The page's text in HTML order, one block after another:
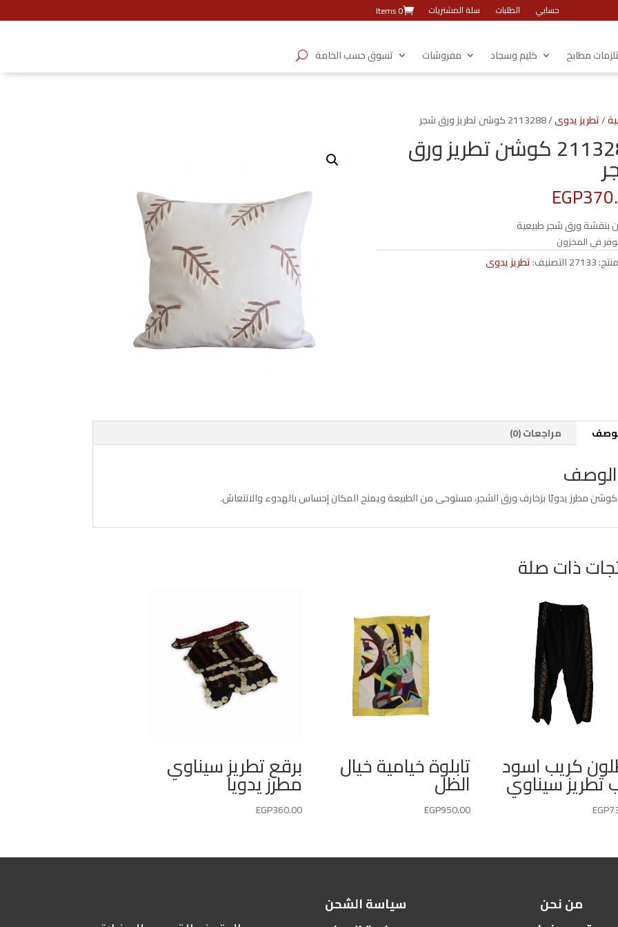
حسابي الطلبات سلة المشتريات 0 Items
مطابخ كليم وسجاد مفروشات تسوق حسب الخامة
/تطريز يدوى/ 2113288 كوشن تطريز ورق شجر
2113288 كوشن تطريز ورق
EGP
بنقشة ورق شجر طبيعية
في المخزون
27133التصنيف:تطريز يدوى
مراجعات (0)
الوصف
كوشن مطرز يدويًا بزخارف ورق الشجر، مستوحى من الطبيعة ويمنح المكان إحساس بالهدوء والانتعاش.
ذات صلة
كريب اسود
تطريز سيناوي
EGP
تابلوة خيامية خيال
الظل
EGP950.00
برقع تطريز سيناوي
مطرز يدويا
EGP360.00
سياسة الشحن
من نحن